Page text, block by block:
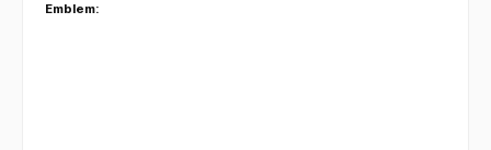
Emblem: